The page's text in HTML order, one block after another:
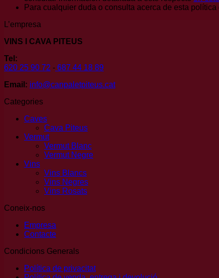
Para cualquier duda o consulta acerca de esta política
L’empresa
VINS I CAVA PITEUS
Tel:
620 25 90 72 - 687 44 18 89
Email: info@canpaletpiteus.cat
Categories
Caves
Cava Piteus
Vermut
Vermut Blanc
Vermut Negre
Vins
Vins Blancs
Vins Negres
Vins Rosats
Coneix-nos
Empresa
Contacte
Condicions Generals
Política de privacitat